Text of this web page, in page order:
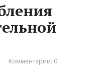
Комментарии: 0